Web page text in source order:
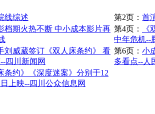
线综述 第2页： 首
档期火热不断 中小成本影片再 第4页：
中年危机--
刘威葳签订《双人床条约》 看
四川新闻网
第6页： 小
多看点--人
条约》《深度迷案》分别于12
上映--四川公众信息网